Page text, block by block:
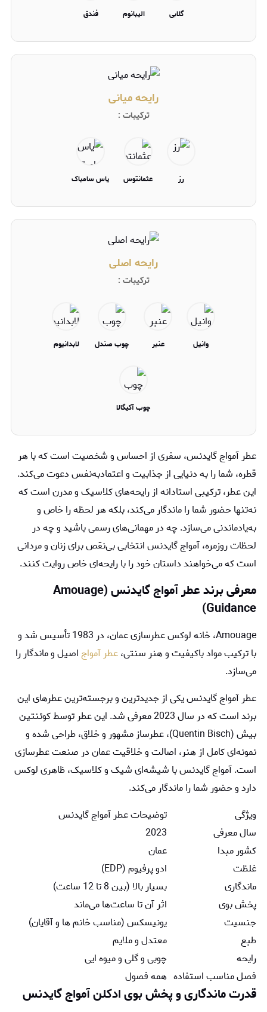
گلابی الیبانوم فندق
رایحه میانی
ترکیبات :
رز عثمانتوس یاس سامباک
رایحه اصلی
ترکیبات :
وانیل عنبر چوب صندل لابدانیوم
چوب آکیگالا
عطر آمواج گایدنس، سفری از احساس و شخصیت است که با هر
قطره، شما را به دنیایی از جذابیت و اعتمادبه‌نفس دعوت می‌کند.
این عطر، ترکیبی استادانه از رایحه‌های کلاسیک و مدرن است که
نه‌تنها حضور شما را ماندگار می‌کند، بلکه هر لحظه را خاص و
به‌یادماندنی می‌سازد. چه در مهمانی‌های رسمی باشید و چه در
لحظات روزمره، آمواج گایدنس انتخابی بی‌نقص برای زنان و مردانی
است که می‌خواهند داستان خود را با رایحه‌ای خاص روایت کنند.
معرفی برند عطر آمواج گایدنس (Amouage
Guidance
)
Amouage، خانه لوکس عطرسازی عمان، در 1983 تأسیس شد و
با ترکیب مواد باکیفیت و هنر سنتی،عطر آمواجاصیل و ماندگار را
می‌سازد.
عطر آمواج گایدنس یکی از جدیدترین و برجسته‌ترین عطرهای این
برند است که در سال 2023 معرفی شد. این عطر توسط کوئنتین
بیش (Quentin Bisch)، عطرساز مشهور و خلاق، طراحی شده و
نمونه‌ای کامل از هنر، اصالت و خلاقیت عمان در صنعت عطرسازی
است. آمواج گایدنس با شیشه‌ای شیک و کلاسیک، ظاهری لوکس
دارد و حضور شما را ماندگار می‌کند.
ویژگی
توضیحات عطر آمواج گایدنس
سال معرفی
2023
کشور مبدا
عمان
غلظت
ادو پرفیوم (EDP)
ماندگاری
بسیار بالا (بین 8 تا 12 ساعت)
پخش بوی
اثر آن تا ساعت‌ها می‌ماند
جنسیت
یونیسکس (مناسب خانم ها و آقایان)
طبع
معتدل و ملایم
رایحه
چوبی و گلی و میوه ایی
فصل مناسب استفاده همه فصول
قدرت ماندگاری و پخش بوی ادکلن آمواج گایدنس